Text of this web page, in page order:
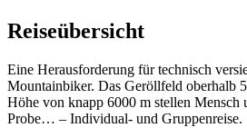
Reiseübersicht
Eine Herausforderung für technisch
Mountainbiker. Das Geröllfeld oberhalb
Höhe von knapp 6000 m stellen Mensch
Probe… – Individual- und Gruppenreise.